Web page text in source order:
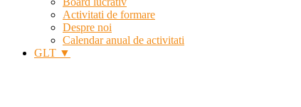
Activitati de formare
Despre noi
Calendar anual de activitati
GLT ▼